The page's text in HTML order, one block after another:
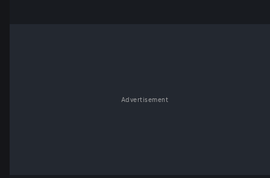
Advertisement